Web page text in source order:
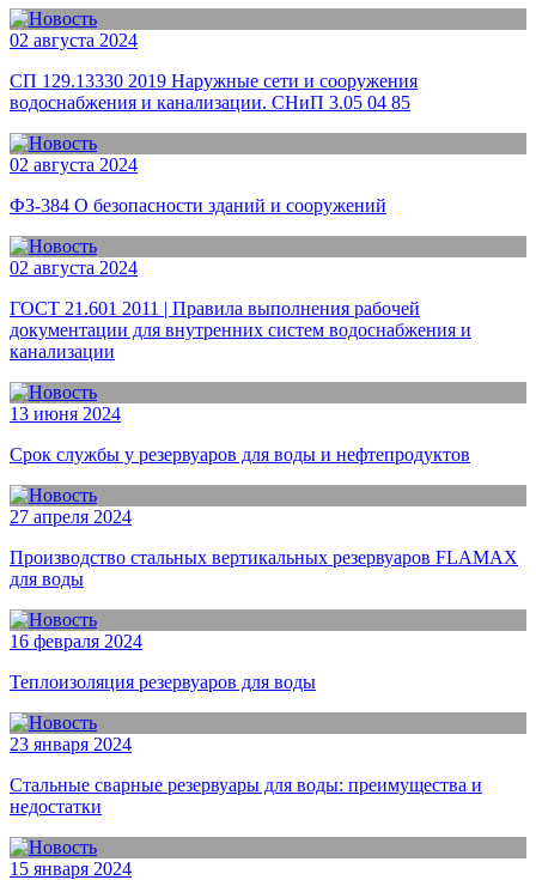
02 августа 2024
СП 129.13330 2019 Наружные сети и сооружения
водоснабжения и канализации. СНиП 3.05 04 85
02 августа 2024
ФЗ-384 О безопасности зданий и сооружений
02 августа 2024
ГОСТ 21.601 2011 | Правила выполнения рабочей
документации для внутренних систем водоснабжения и
канализации
13 июня 2024
Срок службы у резервуаров для воды и нефтепродуктов
27 апреля 2024
Производство стальных вертикальных резервуаров FLAMAX
для воды
16 февраля 2024
Теплоизоляция резервуаров для воды
23 января 2024
Стальные сварные резервуары для воды: преимущества и
недостатки
15 января 2024